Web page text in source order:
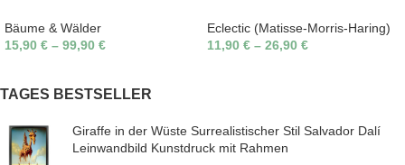
Bäume & Wälder
15,90 € – 99,90 €
Eclectic (Matisse-Morris-Haring)
11,90 € – 26,90 €
TAGES BESTSELLER
Giraffe in der Wüste Surrealistischer Stil Salvador Dalí
Leinwandbild Kunstdruck mit Rahmen